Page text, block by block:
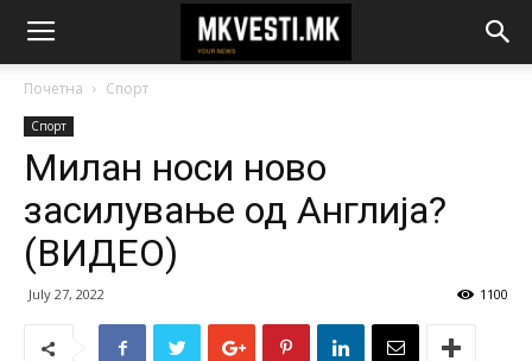
Почетна Спорт
Спорт
Милан носи ново
засилување од Англија?
(ВИДЕО)
July 27, 2022 1100